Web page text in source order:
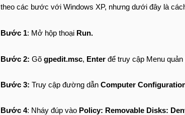
theo các bước với Windows XP, nhưng dưới đây là
Bước 1: Mở hộp thoại Run.
Bước 2: Gõ gpedit.msc, Enter để truy cập Menu
Bước 3: Truy cập đường dẫn Computer
Bước 4: Nháy đúp vào Policy: Removable Disks: